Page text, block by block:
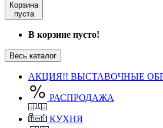
Корзина
пуста
В корзине пусто!
Весь каталог
АКЦИЯ!! ВЫСТАВОЧНЫЕ
РАСПРОДАЖА
КУХНЯ